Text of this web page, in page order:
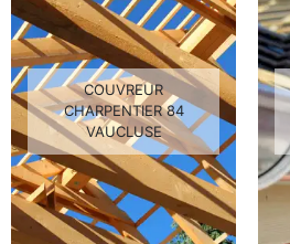
COUVREUR
CHARPENTIER 84
VAUCLUSE